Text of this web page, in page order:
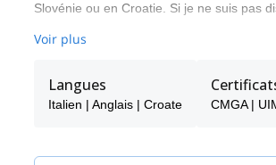
Slovénie ou en Croatie. Si je ne suis pas
Nous organisons des expériences de
juliennes slovènes, le parc national de
Voir plus
Langues
Italien | Anglais | Croate CMGA |